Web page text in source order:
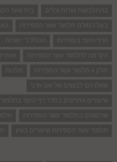
בהתלבשות אורות וכלים
בית שער
בעל הסולם תלמוד עשר הספירות
הדף היומי בספירות
הכולל ד' יסודות .
הקדמה לתלמוד עשר הספירות
חלק ג תלמוד עשר הספירות
מלכות
שאלו הם לבושים של שם אדני
שיעורים אחרונים בסדר דף היומי
שרטוטים בתלמוד עשר הספירות
תלמוד עשר הספירות שיעורים בעיון